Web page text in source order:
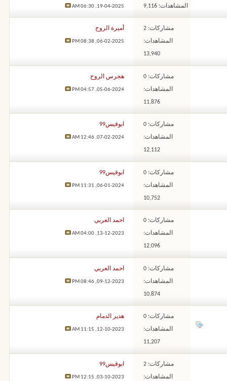
المشاهدات: 9,116 19-04-2025,
06:30 AM
مشاركات: 2
المشاهدات:
13,940
أميرة الروح
06-02-2025,
08:38 PM
مشاركات: 0
المشاهدات:
11,876
هجرس الروح
05-06-2024,
04:57 PM
مشاركات: 0
المشاهدات:
12,112
ابوقيس99
07-02-2024,
12:46 AM
مشاركات: 0
المشاهدات:
10,752
ابوقيس99
06-01-2024,
11:31 PM
مشاركات: 0
المشاهدات:
12,096
احمد العربي
13-12-2023,
04:00 AM
مشاركات: 0
المشاهدات:
10,874
احمد العربي
09-12-2023,
08:46 PM
مشاركات: 0
المشاهدات:
11,207
هدير الدمام
12-10-2023,
11:15 AM
مشاركات: 2
المشاهدات:
ابوقيس99
03-10-2023,
12:15 PM